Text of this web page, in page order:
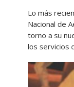
Lo más
Nacional de
torno a su
los servicios